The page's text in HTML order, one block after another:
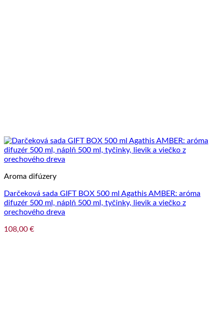
Aroma difúzery
Darčeková sada GIFT BOX 500 ml Agathis AMBER: aróma
difuzér 500 ml, náplň 500 ml, tyčinky, lievik a viečko z
orechového dreva
108,00 €